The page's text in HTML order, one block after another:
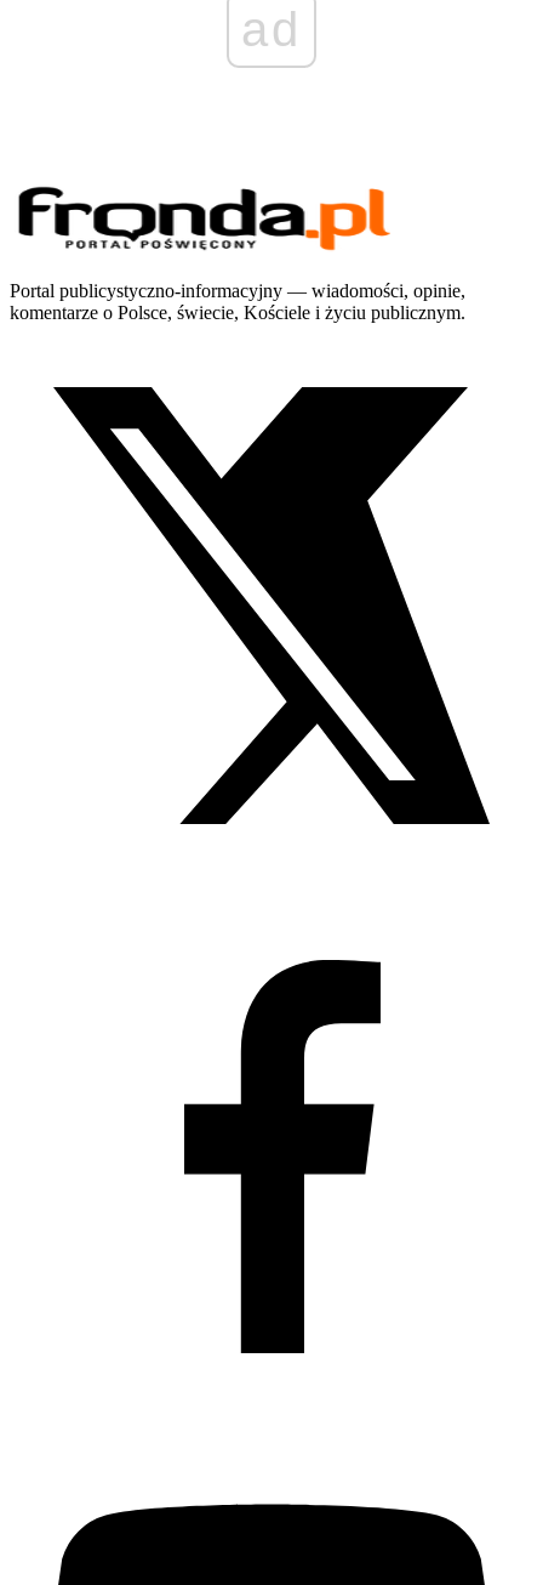
ad
Portal publicystyczno-informacyjny — wiadomości, opinie,
komentarze o Polsce, świecie, Kościele i życiu publicznym.